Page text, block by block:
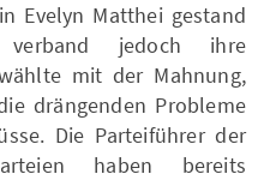
Evelyn Matthei gestand
jedoch ihre
mit der Mahnung,
drängenden Probleme
Die Parteiführer der
haben bereits